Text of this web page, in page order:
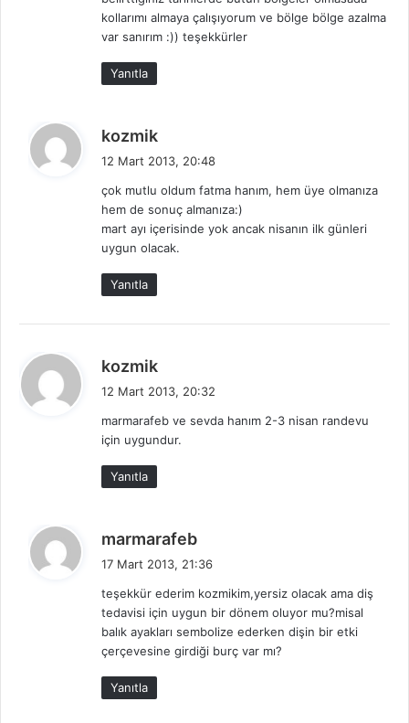
kollarımı almaya çalışıyorum ve bölge bölge azalma
var sanırım :)) teşekkürler
Yanıtla
kozmik
k
i
12 Mart 2013, 20:48
çok mutlu oldum fatma hanım, hem üye olmanıza
hem de sonuç almanıza:)
mart ayı içerisinde yok ancak nisanın ilk günleri
uygun olacak.
Yanıtla
kozmik
i
k
12 Mart 2013, 20:32
marmarafeb ve sevda hanım 2-3 nisan randevu
için uygundur.
Yanıtla
marmarafeb
i
k
i
:
17 Mart 2013, 21:36
teşekkür ederim kozmikim,yersiz olacak ama diş
tedavisi için uygun bir dönem oluyor mu?misal
balık ayakları sembolize ederken dişin bir etki
çerçevesine girdiği burç var mı?
Yanıtla